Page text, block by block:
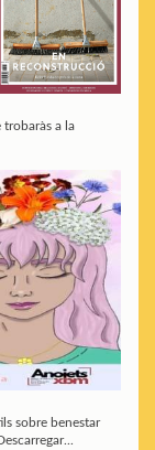
trobaràs a la
sobre benestar